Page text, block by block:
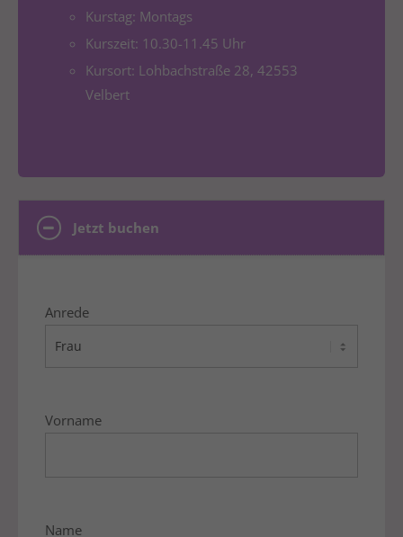
Kurstag: Montags
Kurszeit: 10.30-11.45 Uhr
Kursort: Lohbachstraße 28, 42553
Velbert
Jetzt buchen
Anrede
Vorname
Name